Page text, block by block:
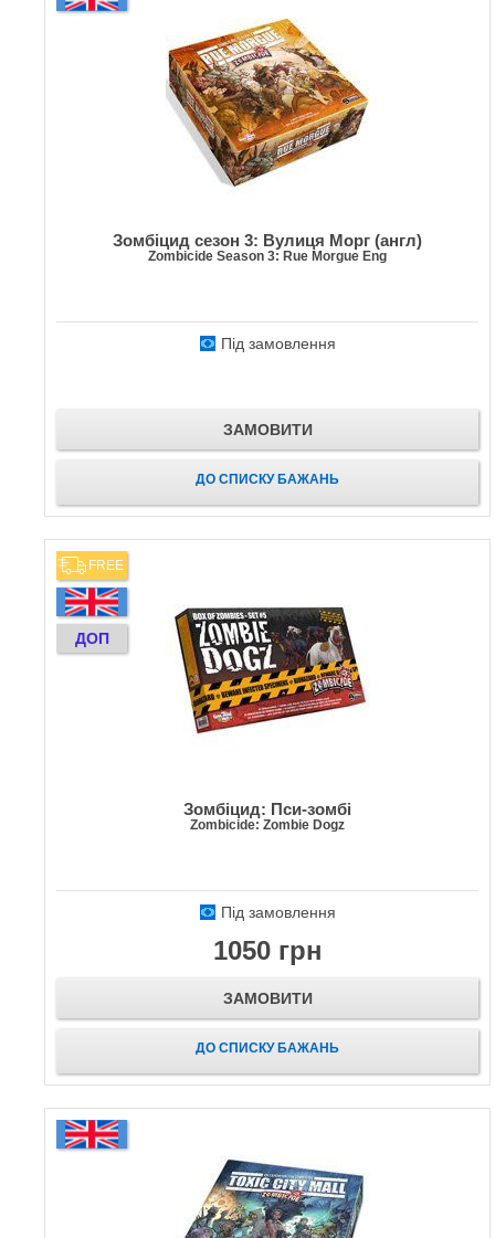
Зомбіцид сезон 3: Вулиця Морг (англ)
Zombicide Season 3: Rue Morgue Eng
Під замовлення
ЗАМОВИТИ
ДО СПИСКУ БАЖАНЬ
FREE
ДОП
Зомбіцид: Пси-зомбі
Zombicide: Zombie Dogz
Під замовлення
1050 грн
ЗАМОВИТИ
ДО СПИСКУ БАЖАНЬ